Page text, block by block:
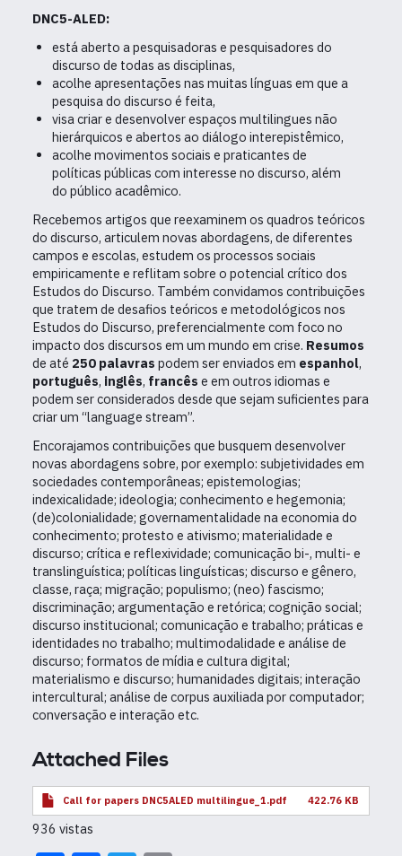
DNC5-ALED:
está aberto a pesquisadoras e pesquisadores do
discurso de todas as disciplinas,
acolhe apresentações nas muitas línguas em que a
pesquisa do discurso é feita,
visa criar e desenvolver espaços multilingues não
hierárquicos e abertos ao diálogo interepistêmico,
acolhe movimentos sociais e praticantes de
políticas públicas com interesse no discurso, além
do público acadêmico.
Recebemos artigos que reexaminem os quadros teóricos
do discurso, articulem novas abordagens, de diferentes
campos e escolas, estudem os processos sociais
empiricamente e reflitam sobre o potencial crítico dos
Estudos do Discurso. Também convidamos contribuições
que tratem de desafios teóricos e metodológicos nos
Estudos do Discurso, preferencialmente com foco no
impacto dos discursos em um mundo em crise. Resumos
de até 250 palavras podem ser enviados em espanhol,
português, inglês, francês e em outros idiomas e
podem ser considerados desde que sejam suficientes para
criar um “language stream”.
Encorajamos contribuições que busquem desenvolver
novas abordagens sobre, por exemplo: subjetividades em
sociedades contemporâneas; epistemologias;
indexicalidade; ideologia; conhecimento e hegemonia;
(de)colonialidade; governamentalidade na economia do
conhecimento; protesto e ativismo; materialidade e
discurso; crítica e reflexividade; comunicação bi-, multi- e
translinguística; políticas linguísticas; discurso e gênero,
classe, raça; migração; populismo; (neo) fascismo;
discriminação; argumentação e retórica; cognição social;
discurso institucional; comunicação e trabalho; práticas e
identidades no trabalho; multimodalidade e análise de
discurso; formatos de mídia e cultura digital;
materialismo e discurso; humanidades digitais; interação
intercultural; análise de corpus auxiliada por computador;
conversação e interação etc.
Attached Files
Call for papers DNC5ALED multilingue_1.pdf 422.76 KB
936 vistas